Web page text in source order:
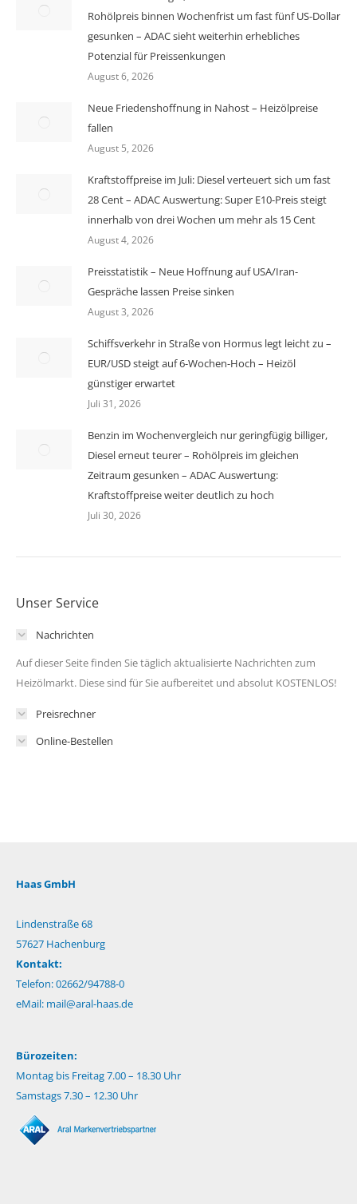
Rohölpreis binnen Wochenfrist um fast fünf US-Dollar
gesunken – ADAC sieht weiterhin erhebliches
Potenzial für Preissenkungen
August 6, 2026
Neue Friedenshoffnung in Nahost – Heizölpreise
fallen
August 5, 2026
Kraftstoffpreise im Juli: Diesel verteuert sich um fast
28 Cent – ADAC Auswertung: Super E10-Preis steigt
innerhalb von drei Wochen um mehr als 15 Cent
August 4, 2026
Preisstatistik – Neue Hoffnung auf USA/Iran-
Gespräche lassen Preise sinken
August 3, 2026
Schiffsverkehr in Straße von Hormus legt leicht zu –
EUR/USD steigt auf 6-Wochen-Hoch – Heizöl
günstiger erwartet
Juli 31, 2026
Benzin im Wochenvergleich nur geringfügig billiger,
Diesel erneut teurer – Rohölpreis im gleichen
Zeitraum gesunken – ADAC Auswertung:
Kraftstoffpreise weiter deutlich zu hoch
Juli 30, 2026
Unser Service
Nachrichten
Auf dieser Seite finden Sie täglich aktualisierte Nachrichten zum
Heizölmarkt. Diese sind für Sie aufbereitet und absolut KOSTENLOS!
Preisrechner
Online-Bestellen
Haas GmbH
Lindenstraße 68
57627 Hachenburg
Kontakt:
Telefon: 02662/94788-0
eMail: mail@aral-haas.de
Bürozeiten:
Montag bis Freitag 7.00 – 18.30 Uhr
Samstags 7.30 – 12.30 Uhr